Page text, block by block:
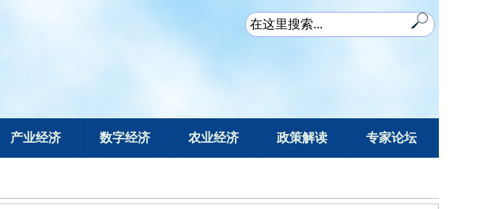
产业经济 数字经济 农业经济 政策解读 专家论坛